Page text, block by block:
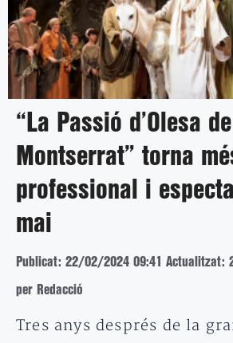
“La Passió d’Olesa de
Montserrat” torna
professional i
mai
Publicat: 22/02/2024 09:41 Actualitzat:
per Redacció
Tres anys després de la